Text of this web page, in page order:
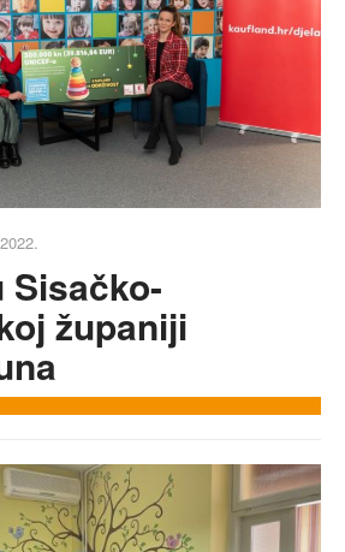
Sisačko-
županiji